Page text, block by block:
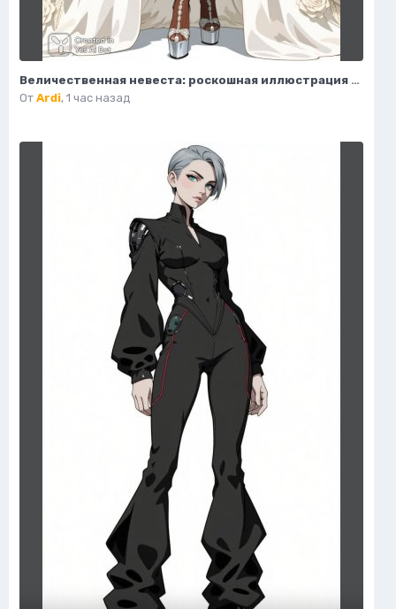
Величественная невеста: роскошная иллюстрация свадебной моды в деталях. Генерация из нейросети Flux 1
От Ardi, 1 час назад